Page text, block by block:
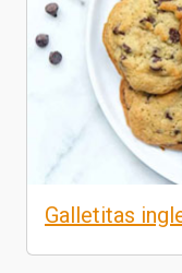
Galletitas